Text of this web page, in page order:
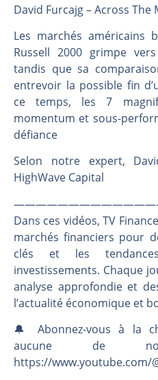
David Furcajg – Across The
Les marchés américains
Russell 2000 grimpe
tandis que sa
entrevoir la possible fin
ce temps, les 7
momentum et sous-
défiance
Selon notre expert,
HighWave Capital
Dans ces vidéos, TV
marchés financiers pour
clés et les
investissements. Chaque
analyse approfondie et
l’actualité économique et
🔔 Abonnez-vous à la
aucune de
https://www.youtube.com/